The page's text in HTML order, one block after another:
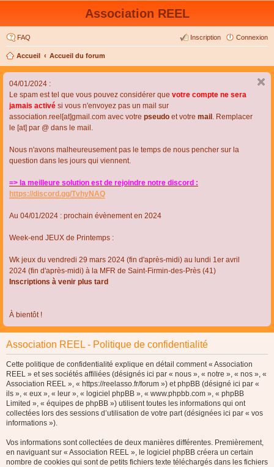
Association REEL
FAQ Connexion
Inscription
Accueil Accueil du forum
04/01/2024 :
Le spam est tel que vous pouvez considérer que votre compte ne sera
jamais activé si vous n'envoyez pas un mail sur
association.reel[at]gmail.com avec votre pseudo et votre mail . Remplacer
le [at] par @ dans le mail.
Nous n'avons malheureusement pas le temps de nous pencher sur la
question dans les jours qui viennent.
=> la meilleure solution est de rejoindre notre discord :
https://discord.gg/TvhyNAQ
Au 04/01/2024 : prochain évènement en 2024
Week-end JEUX de Printemps :
Wk jeux du vendredi 29 mars 2024 (fin d'après-midi) au lundi 1er avril
2024 (fin d'après-midi) à la MFR de Saint-Firmin-des-Près (41)
Inscriptions à venir plus tard
À bientôt !
Association REEL - Politique de confidentialité
Cette politique de confidentialité explique en détail comment « Association
REEL » et ses sociétés affiliées (désignés ici par « nous », « notre », « nos », «
Association REEL », « https://reelasso.fr/forum ») et phpBB (désigné ici par «
ils », « eux », « leur », « logiciel phpBB », « www.phpbb.com », « phpBB
Limited », « équipes de phpBB ») utilisent toutes les informations qui ont
collectées lors des sessions d’utilisation de votre part (désignées ici par « vos
informations »).
Vos informations sont collectées de deux manières différentes. Premièrement,
en naviguant sur « Association REEL », le logiciel phpBB créera un certain
nombre de cookies qui sont de petits fichiers texte téléchargés dans les fichiers